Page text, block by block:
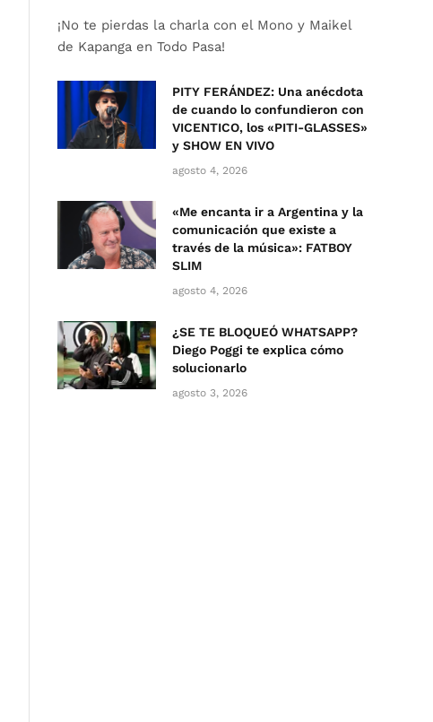
¡No te pierdas la charla con el Mono y Maikel
de Kapanga en Todo Pasa!
PITY FERÁNDEZ: Una anécdota
de cuando lo confundieron con
VICENTICO, los «PITI-GLASSES»
y SHOW EN VIVO
agosto 4, 2026
«Me encanta ir a Argentina y la
comunicación que existe a
través de la música»: FATBOY
SLIM
agosto 4, 2026
¿SE TE BLOQUEÓ WHATSAPP?
Diego Poggi te explica cómo
solucionarlo
agosto 3, 2026